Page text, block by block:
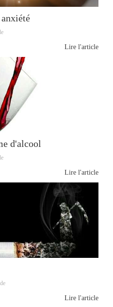
Lire l'article
d'alcool
Lire l'article
Lire l'article